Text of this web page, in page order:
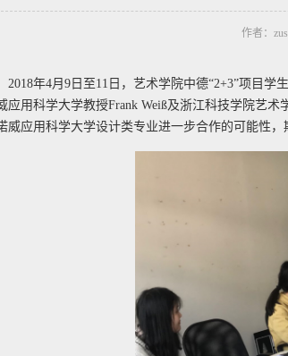
作者：
2018年4月9日至11日，艺术学院中德“2+3”项目
应用科学大学教授Frank Weiß及浙江科技学院艺
威应用科学大学设计类专业进一步合作的可能性，